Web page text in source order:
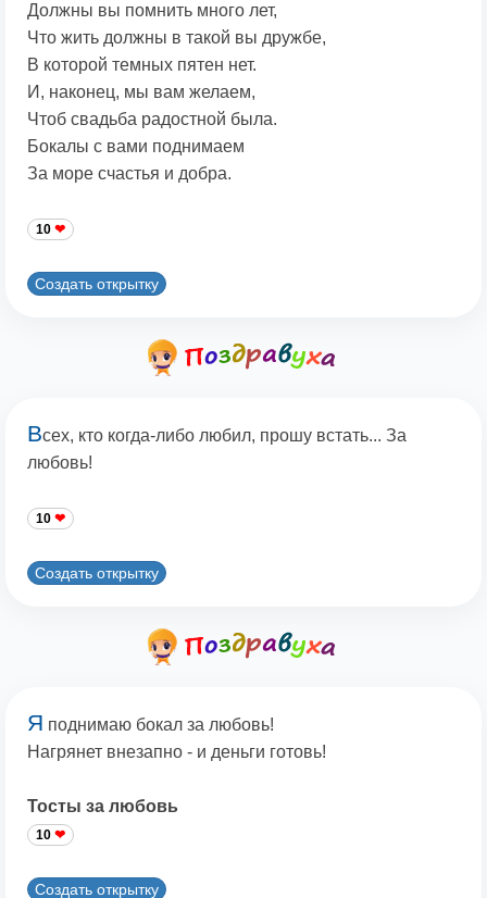
Должны вы помнить много лет,
Что жить должны в такой вы дружбе,
В которой темных пятен нет.
И, наконец, мы вам желаем,
Чтоб свадьба радостной была.
Бокалы с вами поднимаем
За море счастья и добра.
10
Создать открытку
Всех, кто когда-либо любил, прошу встать... За
любовь!
10
Создать открытку
Я поднимаю бокал за любовь!
Нагрянет внезапно - и деньги готовь!
Тосты за любовь
10
Создать открытку